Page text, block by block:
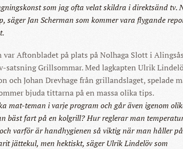
som jag ofta velat skildra i direktsänd tv.
säger Jan Scherman som kommer vara flygande
var Aftonbladet på plats på Nolhaga Slott i
satsning Grillsommar. Med lagkapten Ulrik
och Johan Drevhage från grillandslaget, spelade
bjuda tittarna på en massa olika tips.
mat-teman i varje program och går även igenom
bäst fart på en kolgrill? Hur reglerar man
varför är handhygienen så viktig när man håller
jättekul, men hektiskt, säger Ulrik Lindelöv som